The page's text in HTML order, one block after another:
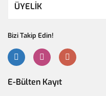
ÜYELİK
Bizi Takip Edin!
E-Bülten Kayıt